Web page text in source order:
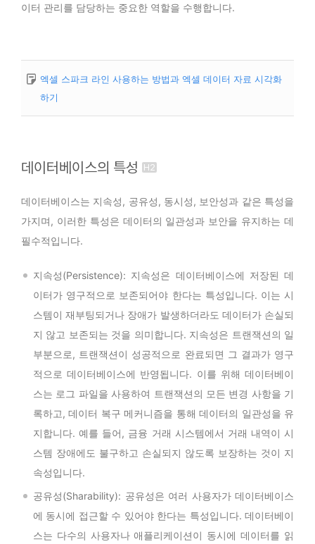
이터 관리를 담당하는 중요한 역할을 수행합니다.
엑셀 스파크 라인 사용하는 방법과 엑셀 데이터 자료 시각화
하기
데이터베이스의 특성
데이터베이스는 지속성, 공유성, 동시성, 보안성과 같은 특성을
가지며, 이러한 특성은 데이터의 일관성과 보안을 유지하는 데
필수적입니다.
지속성(Persistence): 지속성은 데이터베이스에 저장된 데
이터가 영구적으로 보존되어야 한다는 특성입니다. 이는 시
스템이 재부팅되거나 장애가 발생하더라도 데이터가 손실되
지 않고 보존되는 것을 의미합니다. 지속성은 트랜잭션의 일
부분으로, 트랜잭션이 성공적으로 완료되면 그 결과가 영구
적으로 데이터베이스에 반영됩니다. 이를 위해 데이터베이
스는 로그 파일을 사용하여 트랜잭션의 모든 변경 사항을 기
록하고, 데이터 복구 메커니즘을 통해 데이터의 일관성을 유
지합니다. 예를 들어, 금융 거래 시스템에서 거래 내역이 시
스템 장애에도 불구하고 손실되지 않도록 보장하는 것이 지
속성입니다.
공유성(Sharability): 공유성은 여러 사용자가 데이터베이스
에 동시에 접근할 수 있어야 한다는 특성입니다. 데이터베이
스는 다수의 사용자나 애플리케이션이 동시에 데이터를 읽